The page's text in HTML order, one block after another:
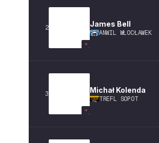
2 James Bell
ANWIL WŁOCŁAWEK
3 Michał Kolenda
TREFL SOPOT